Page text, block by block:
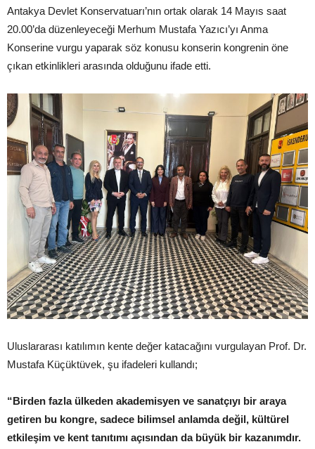
Antakya Devlet Konservatuarı’nın ortak olarak 14 Mayıs saat
20.00’da düzenleyeceği Merhum Mustafa Yazıcı’yı Anma
Konserine vurgu yaparak söz konusu konserin kongrenin öne
çıkan etkinlikleri arasında olduğunu ifade etti.
Uluslararası katılımın kente değer katacağını vurgulayan Prof. Dr.
Mustafa Küçüktüvek, şu ifadeleri kullandı;
“Birden fazla ülkeden akademisyen ve sanatçıyı bir araya
getiren bu kongre, sadece bilimsel anlamda değil, kültürel
etkileşim ve kent tanıtımı açısından da büyük bir kazanımdır.